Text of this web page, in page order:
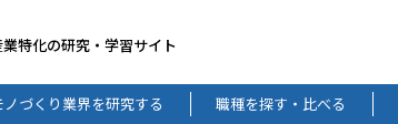
特化の研究・学習サイト
ノづくり業界を研究する 職種を探す・比べる